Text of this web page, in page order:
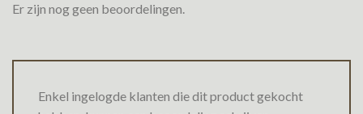
Er zijn nog geen beoordelingen.
Enkel ingelogde klanten die dit product gekocht